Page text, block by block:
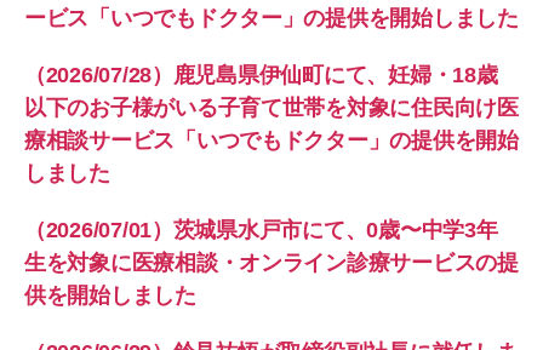
ービス「いつでもドクター」の提供を開始しました
（2026/07/28）鹿児島県伊仙町にて、妊婦・18歳
以下のお子様がいる子育て世帯を対象に住民向け医
療相談サービス「いつでもドクター」の提供を開始
しました
（2026/07/01）茨城県水戸市にて、0歳〜中学3年
生を対象に医療相談・オンライン診療サービスの提
供を開始しました